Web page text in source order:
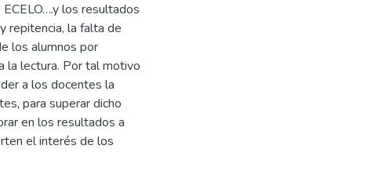
los resultados
repitencia, la falta de
los alumnos por
la lectura. Por tal motivo
a los docentes la
para superar dicho
en los resultados a
el interés de los